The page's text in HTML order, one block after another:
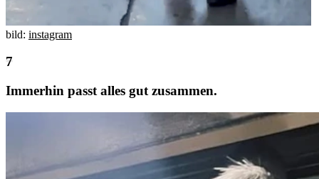
bild: instagram
Immerhin passt alles gut zusammen.